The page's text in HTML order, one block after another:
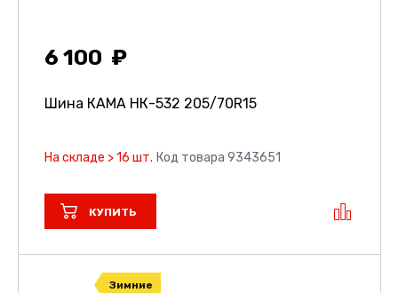
6 100
Шина КАМА НК-532 205/70R15
На складе > 16 шт. Код товара 9343651
КУПИТЬ
Зимние